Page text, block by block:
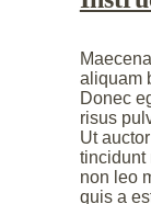
aliquam
Donec
risus
Ut
tincidunt
non leo
quis a